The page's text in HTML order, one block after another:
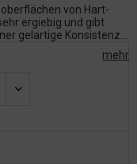
von Hart-
ergiebig und gibt
gelartige Konsistenz...
mehr